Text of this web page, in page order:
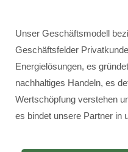
Unser Geschäftsmodell
Geschäftsfelder
Energielösungen, es
nachhaltiges Handeln, es
Wertschöpfung verstehen
es bindet unsere Partner in